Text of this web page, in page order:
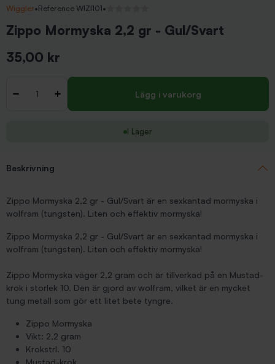
Wiggler•Reference WIZI101•
Zippo Mormyska 2,2 gr - Gul/Svart
35,00 kr
- + Lägg i varukorg
I Lager
Beskrivning
Zippo Mormyska 2,2 gr - Gul/Svart är en sexkantad mormyska i
wolfram (tungsten). Liten och effektiv mormyska!
Zippo Mormyska 2,2 gr - Gul/Svart är en sexkantad mormyska i
wolfram (tungsten). Liten och effektiv mormyska!
Zippo Mormyska väger 2,2 gram och är tillverkad på en Mustad-
krok i storlek 10. Den är gjord av wolfram, vilket är en mycket
tung metall som gör ett litet bete tyngre.
Zippo Mormyska
Vikt: 2,2 gram
Krokstrl. 10
Mustad-krok